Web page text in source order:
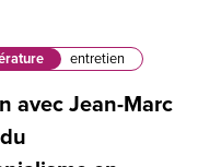
entretien
avec Jean-Marc